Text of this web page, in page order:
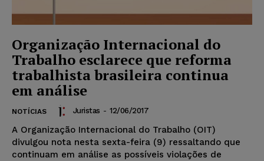
Organização Internacional do
Trabalho esclarece que reforma
trabalhista brasileira continua
em análise
NOTÍCIAS Juristas - 12/06/2017
A Organização Internacional do Trabalho (OIT)
divulgou nota nesta sexta-feira (9) ressaltando que
continuam em análise as possíveis violações de